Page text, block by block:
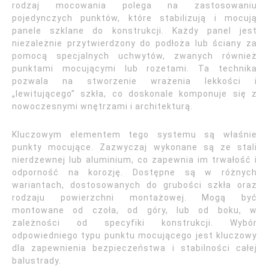
rodzaj mocowania polega na zastosowaniu
pojedynczych punktów, które stabilizują i mocują
panele szklane do konstrukcji. Każdy panel jest
niezależnie przytwierdzony do podłoża lub ściany za
pomocą specjalnych uchwytów, zwanych również
punktami mocującymi lub rozetami. Ta technika
pozwala na stworzenie wrażenia lekkości i
„lewitującego” szkła, co doskonale komponuje się z
nowoczesnymi wnętrzami i architekturą.
Kluczowym elementem tego systemu są właśnie
punkty mocujące. Zazwyczaj wykonane są ze stali
nierdzewnej lub aluminium, co zapewnia im trwałość i
odporność na korozję. Dostępne są w różnych
wariantach, dostosowanych do grubości szkła oraz
rodzaju powierzchni montażowej. Mogą być
montowane od czoła, od góry, lub od boku, w
zależności od specyfiki konstrukcji. Wybór
odpowiedniego typu punktu mocującego jest kluczowy
dla zapewnienia bezpieczeństwa i stabilności całej
balustrady.